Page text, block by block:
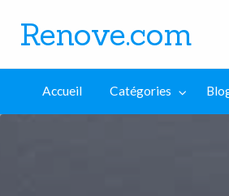
Renove.com
Accueil Catégories